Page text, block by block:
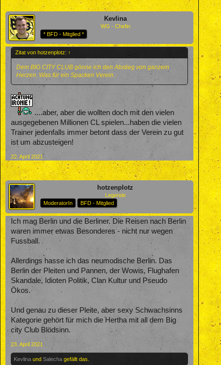
Kevlina
WG - Chefin
* BFD - Mitglied *
Zitat von hotzenplotz: ↑
Dem BIG CITY CLUB gönne ich den Abstieg von ganzem
Herzen. Was für ein Spacken Verein.
....aber, aber die wollten doch mit den vielen
ausgegebenen Millionen CL spielen...haben die vielen
Trainer jedenfalls immer betont dass der Verein zu gut
ist um abzusteigen!
22. April 2021
hotzenplotz
Legende
ModeratorIn
BFD - Mitglied
Ich mag Berlin und die Berliner. Die Reisen nach Berlin
waren immer etwas Besonderes - nicht nur wegen
Fussball.
Allerdings hasse ich das neumodische Berlin. Das
Berlin der Pleiten und Pannen, der Wowis, Flughafen
Skandale, Idioten Politik, Clan Kultur und Pseudo
Ökos.
Und genau zu dieser Pleite, aber sexy Schwachsinns
Kategorie gehört für mich die Hertha mit all dem Big
city Club Blödsinn.
23. April 2021
Kevlina und Salecha gefällt das.